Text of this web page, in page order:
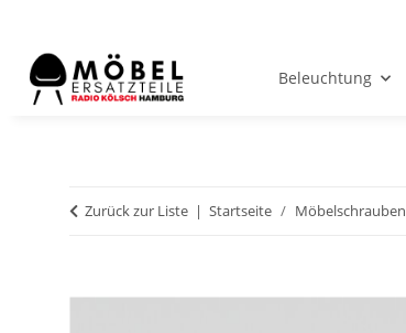
Beleuchtung
Zurück zur Liste Startseite Möbelschrauben